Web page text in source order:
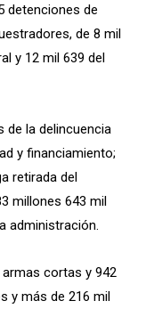
detenciones de
de 8 mil
y 12 mil 639 del
de la delincuencia
y financiamiento;
retirada del
millones 643 mil
administración.
cortas y 942
y más de 216 mil